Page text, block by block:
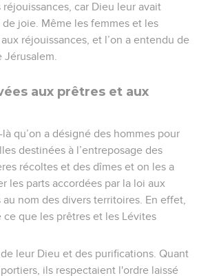
car Dieu leur avait
joie. Même les femmes et les
réjouissances, et l’on a entendu de
aux prêtres et aux
là qu’on a désigné des hommes pour
destinées à l’entreposage des
récoltes et des dîmes et on les a
les parts accordées par la loi aux
nom des divers territoires. En effet,
ce que les prêtres et les Lévites
leur Dieu et des purifications. Quant
ils respectaient l'ordre laissé